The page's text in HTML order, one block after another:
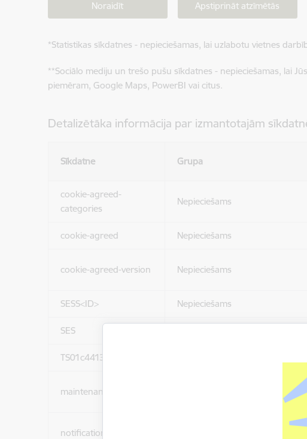
Noraidīt Apstiprināt atzīmētās
*Statistikas sīkdatnes - nepieciešamas, lai uzlabotu vietnes
**Sociālo mediju un trešo pušu sīkdatnes - nepieciešamas, lai
piemēram, Google Maps, PowerBI vai citus.
Detalizētāka informācija par izmantotajām
Sīkdatne Grupa
cookie-agreed-
categories
Nepieciešams
cookie-agreed Nepieciešams
cookie-agreed-version Nepieciešams
SESS<ID> Nepieciešams
SES
TS01c44137
maintenance_message
notification_messages